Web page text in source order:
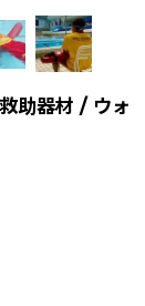
助器材 / ウォ